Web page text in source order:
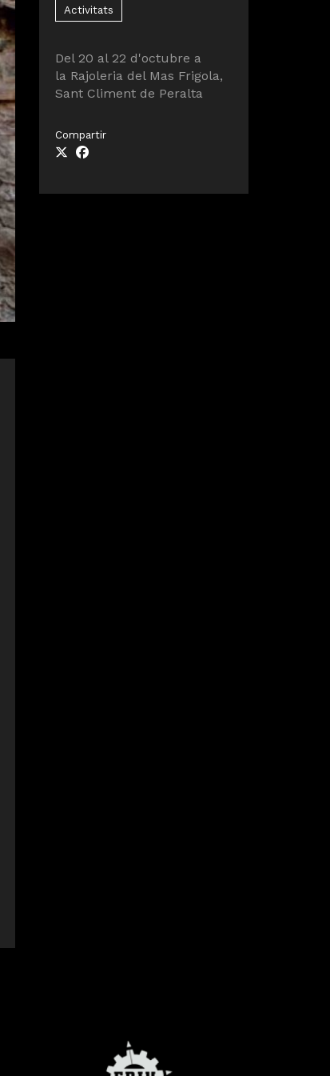
Activitats
Del 20 al 22 d'octubre a
la Rajoleria del Mas Frigola,
Sant Climent de Peralta
Compartir